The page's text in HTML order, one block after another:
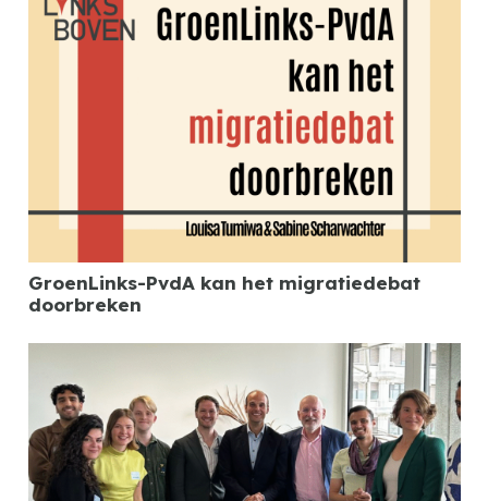
GroenLinks-PvdA kan het migratiedebat
doorbreken